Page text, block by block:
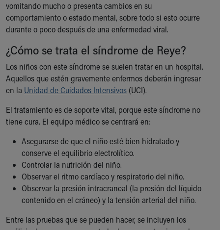
vomitando mucho o presenta cambios en su
comportamiento o estado mental, sobre todo si esto ocurre
durante o poco después de una enfermedad viral.
¿Cómo se trata el síndrome de Reye?
Los niños con este síndrome se suelen tratar en un hospital.
Aquellos que estén gravemente enfermos deberán ingresar
en la Unidad de Cuidados Intensivos (UCI).
El tratamiento es de soporte vital, porque este síndrome no
tiene cura. El equipo médico se centrará en:
Asegurarse de que el niño esté bien hidratado y
conserve el equilibrio electrolítico.
Controlar la nutrición del niño.
Observar el ritmo cardíaco y respiratorio del niño.
Observar la presión intracraneal (la presión del líquido
contenido en el cráneo) y la tensión arterial del niño.
Entre las pruebas que se pueden hacer, se incluyen los